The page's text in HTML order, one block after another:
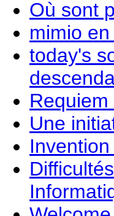
Où sont
mimio
today's
Une